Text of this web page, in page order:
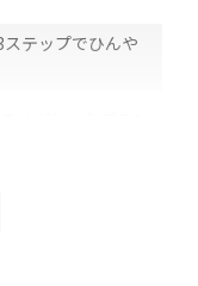
テップでひんや
るスナップボタン
でひんやりと包み